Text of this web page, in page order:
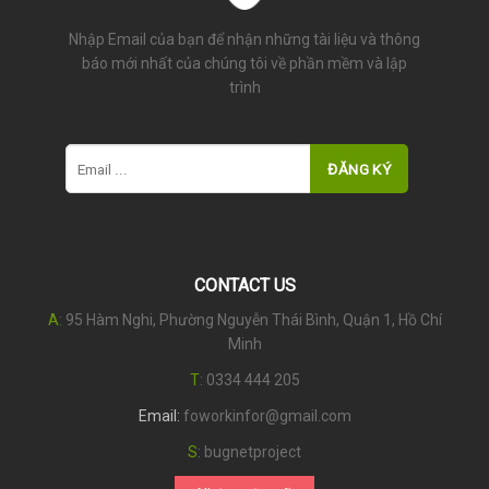
Nhập Email của bạn để nhận những tài liệu và thông
báo mới nhất của chúng tôi về phần mềm và lập
trình
CONTACT US
A: 95 Hàm Nghi, Phường Nguyễn Thái Bình, Quận 1, Hồ Chí
Minh
T: 0334 444 205
Email: foworkinfor@gmail.com
S: bugnetproject